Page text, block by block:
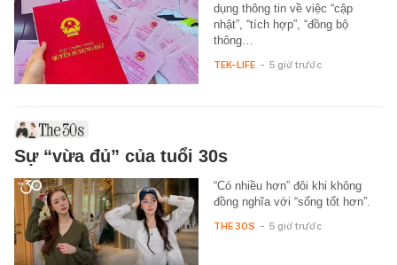
dụng thông tin về việc “cập
nhật”, “tích hợp”, “đồng bộ
thông…
TEK-LIFE - 5 giờ trước
Sự “vừa đủ” của tuổi 30s
“Có nhiều hơn” đôi khi không
đồng nghĩa với “sống tốt hơn”.
THE 30S - 5 giờ trước